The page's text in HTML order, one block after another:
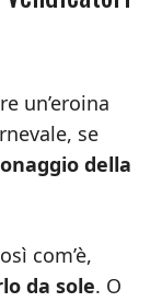
un’eroina
se
della
com’è,
da sole. O